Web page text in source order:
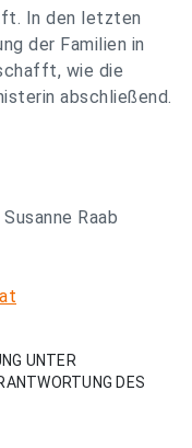
In den letzten
der Familien in
wie die
abschließend.
Raab
UNTER
DES